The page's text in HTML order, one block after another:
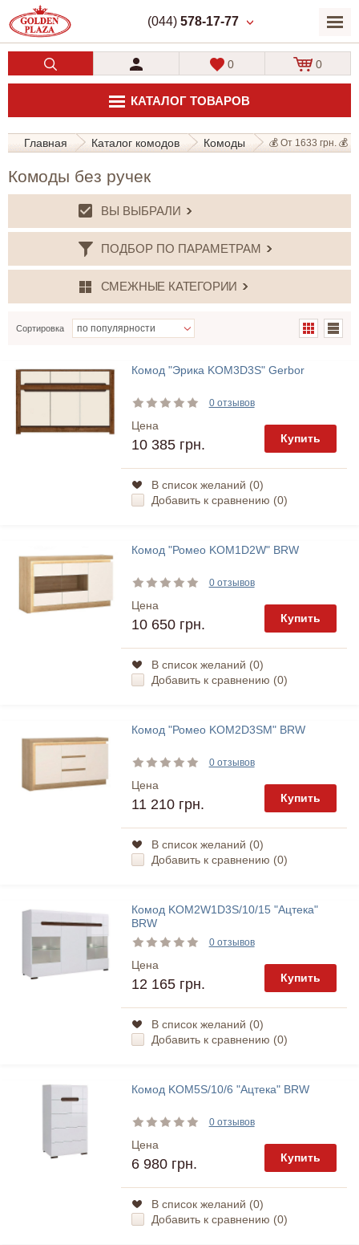
(044) 578-17-77
КАТАЛОГ ТОВАРОВ
0 0
Главная Каталог комодов Комоды 💰 От 1633 грн. 💰
Комоды без ручек
ВЫ ВЫБРАЛИ
ПОДБОР ПО ПАРАМЕТРАМ
СМЕЖНЫЕ КАТЕГОРИИ
Сортировка
Комод "Эрика KOM3D3S" Gerbor
0 отзывов
Цена
10 385 грн. Купить
В список желаний (0)
Добавить к сравнению (0)
Комод "Ромео KOM1D2W" BRW
0 отзывов
Цена
10 650 грн. Купить
В список желаний (0)
Добавить к сравнению (0)
Комод "Ромео KOM2D3SM" BRW
0 отзывов
Цена
11 210 грн. Купить
В список желаний (0)
Добавить к сравнению (0)
Комод KOM2W1D3S/10/15 "Ацтека"
BRW
0 отзывов
Цена
12 165 грн. Купить
В список желаний (0)
Добавить к сравнению (0)
Комод KOM5S/10/6 "Ацтека" BRW
0 отзывов
Цена
6 980 грн. Купить
В список желаний (0)
Добавить к сравнению (0)